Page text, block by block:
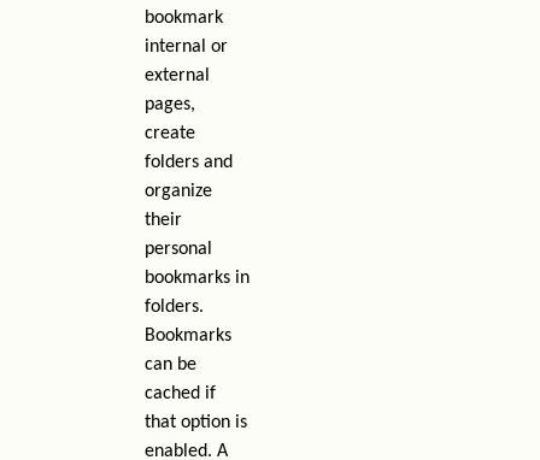
bookmark
internal or
external
pages,
create
folders and
organize
their
personal
bookmarks in
folders.
Bookmarks
can be
cached if
that option is
enabled. A